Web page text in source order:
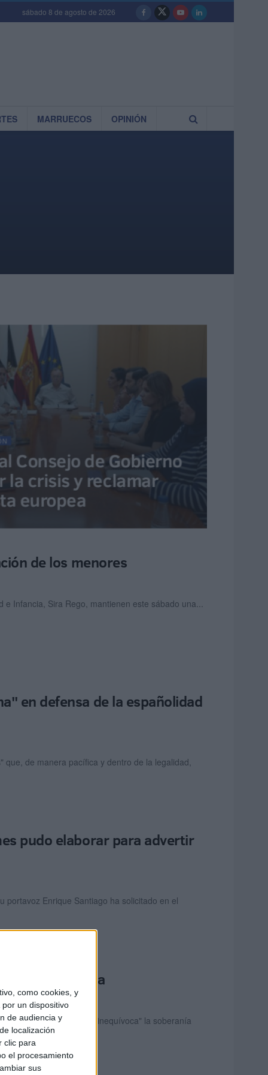
como cookies, y
un dispositivo
de audiencia y
localización
clic para
el procesamiento
sus
sábado 8 de agosto de 2026
MARRUECOS OPINIÓN
Consejo de Gobierno
la crisis y reclamar
europea
de los menores
Infancia, Sira Rego, mantienen este sábado una...
en defensa de la españolidad
de manera pacífica y dentro de la legalidad,
pudo elaborar para advertir
portavoz Enrique Santiago ha solicitado en el
Ceuta y Melilla
este jueves de manera "inequívoca" la soberanía